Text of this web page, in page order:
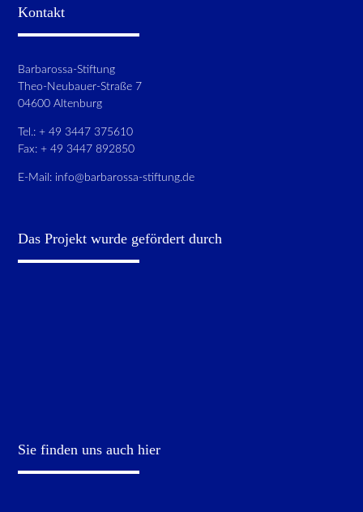
Kontakt
Barbarossa-Stiftung
Theo-Neubauer-Straße 7
04600 Altenburg
Tel.: + 49 3447 375610
Fax: + 49 3447 892850
E-Mail: info@barbarossa-stiftung.de
Das Projekt wurde gefördert durch
Sie finden uns auch hier